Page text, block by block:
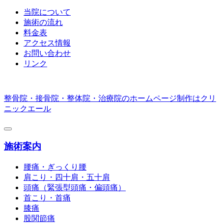
当院について
施術の流れ
料金表
アクセス情報
お問い合わせ
リンク
整骨院・接骨院・整体院・治療院のホームページ制作はクリ
ニックエール
施術案内
腰痛・ぎっくり腰
肩こり・四十肩・五十肩
頭痛（緊張型頭痛・偏頭痛）
首こり・首痛
膝痛
股関節痛